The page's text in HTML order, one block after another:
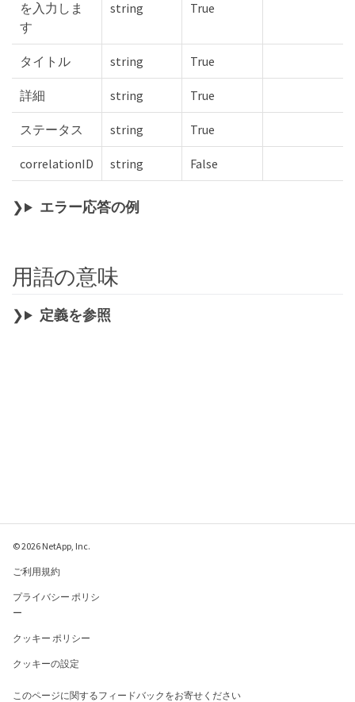
を入力しま
す
string True
タイトル string True
詳細 string True
ステータス string True
correlationID string False
エラー応答の例
用語の意味
定義を参照
© 2026 NetApp, Inc.
ご利用規約
プライバシー ポリシ
ー
クッキー ポリシー
クッキーの設定
このページに関するフィードバックをお寄せください